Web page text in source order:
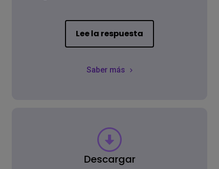
Lee la respuesta
Saber más
Descargar